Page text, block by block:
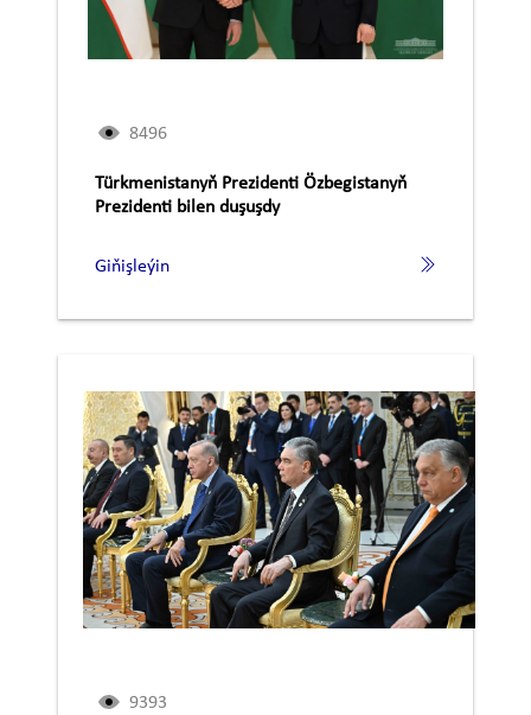
8496
Türkmenistanyň Prezidenti Özbegistanyň
Prezidenti bilen duşuşdy
Giňişleýin
9393